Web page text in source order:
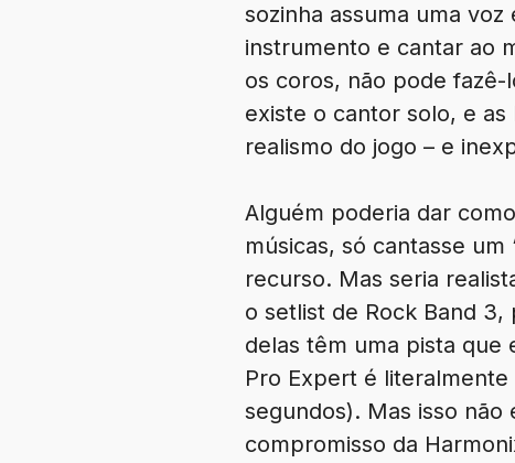
sozinha assuma uma
instrumento e cantar ao
os coros, não pode
existe o cantor solo, e
realismo do jogo – e
Alguém poderia dar
músicas, só cantasse
recurso. Mas seria
o setlist de Rock Band
delas têm uma pista que
Pro Expert é
segundos). Mas isso
compromisso da